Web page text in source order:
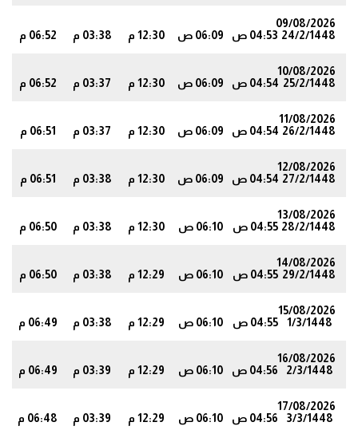
09/08/2026
24/2/1448 04:53 ص 06:09 ص 12:30 م 03:38 م 06:52 م
10/08/2026
25/2/1448 04:54 ص 06:09 ص 12:30 م 03:37 م 06:52 م
11/08/2026
26/2/1448 04:54 ص 06:09 ص 12:30 م 03:37 م 06:51 م
12/08/2026
27/2/1448 04:54 ص 06:09 ص 12:30 م 03:38 م 06:51 م
13/08/2026
28/2/1448 04:55 ص 06:10 ص 12:30 م 03:38 م 06:50 م
14/08/2026
29/2/1448 04:55 ص 06:10 ص 12:29 م 03:38 م 06:50 م
15/08/2026
1/3/1448
04:55 ص 06:10 ص 12:29 م 03:38 م 06:49 م
16/08/2026
2/3/1448
04:56 ص 06:10 ص 12:29 م 03:39 م 06:49 م
17/08/2026
3/3/1448
04:56 ص 06:10 ص 12:29 م 03:39 م 06:48 م